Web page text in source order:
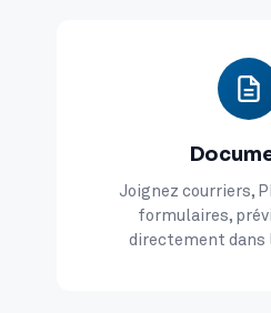
Joignez courriers,
formulaires,
directement dans